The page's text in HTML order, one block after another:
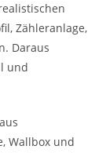
Zähleranlage,
Daraus
und
Wallbox und